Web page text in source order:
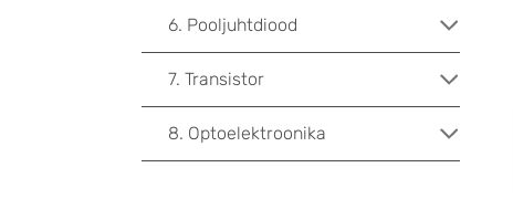
6. Pooljuhtdiood
7. Transistor
8. Optoelektroonika